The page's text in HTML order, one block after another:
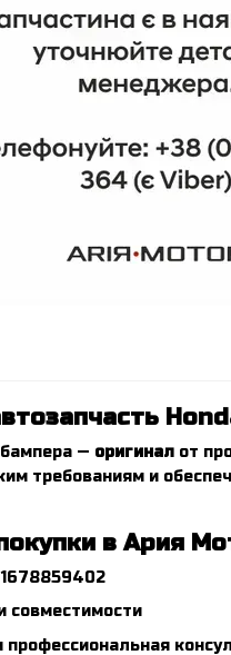
— оригинал от
требованиям и
в Ария
совместимости
профессиональная